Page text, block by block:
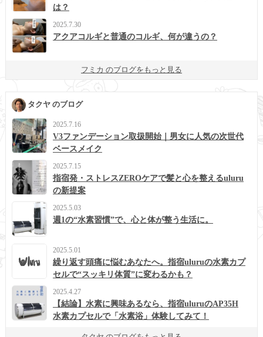
は？
2025.7.30
アクアコルギと普通のコルギ、何が違うの？
フミカ のブログをもっと見る
タクヤ のブログ
2025.7.16
V3ファンデーション取扱開始｜男女に人気の次世代
ベースメイク
2025.7.15
指宿発・ストレスZEROケアで髪と心を整えるuluru
の新提案
2025.5.03
週1の“水素習慣”で、心と体が整う生活に。
2025.5.01
繰り返す頭痛に悩むあなたへ。指宿uluruの水素カプ
セルで“スッキリ体質”に変わるかも？
2025.4.27
【結論】水素に興味あるなら、指宿uluruのAP35H
水素カプセルで「水素浴」体験してみて！